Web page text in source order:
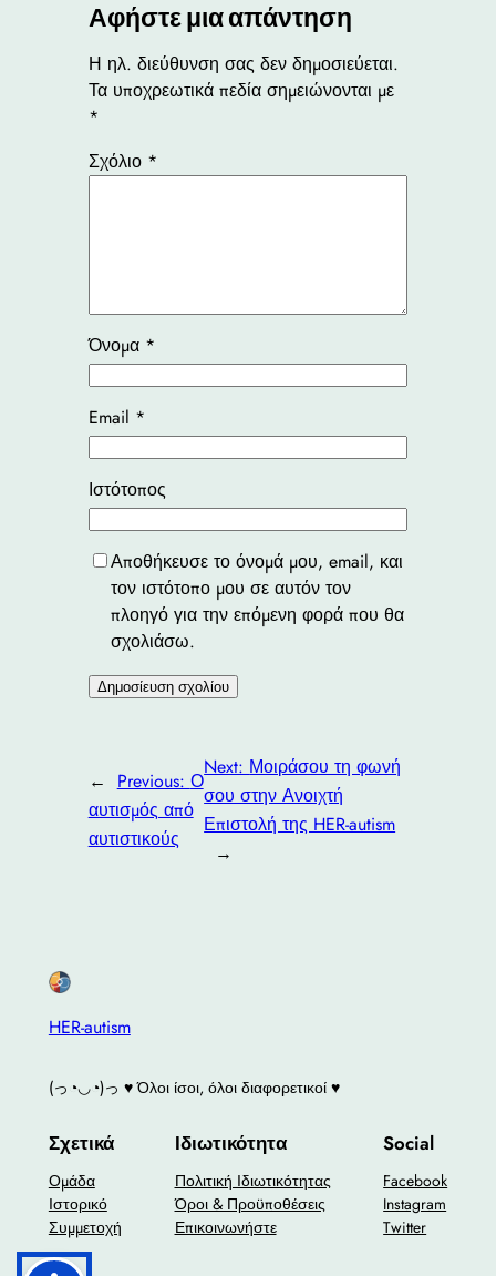
Αφήστε μια απάντηση
Η ηλ. διεύθυνση σας δεν δημοσιεύεται.
Τα υποχρεωτικά πεδία σημειώνονται με
*
Σχόλιο *
Όνομα *
Email *
Ιστότοπος
Αποθήκευσε το όνομά μου, email, και
τον ιστότοπο μου σε αυτόν τον
πλοηγό για την επόμενη φορά που θα
σχολιάσω.
← Previous: Ο
αυτισμός από
αυτιστικούς
Next: Μοιράσου τη φωνή
σου στην Ανοιχτή
Επιστολή της HER-autism
→
HER-autism
(っ◔◡◔)っ ♥ Όλοι ίσοι, όλοι διαφορετικοί ♥
Σχετικά
Ομάδα
Ιστορικό
Συμμετοχή
Ιδιωτικότητα
Πολιτική Ιδιωτικότητας
Όροι & Προϋποθέσεις
Επικοινωνήστε
Social
Facebook
Instagram
Twitter